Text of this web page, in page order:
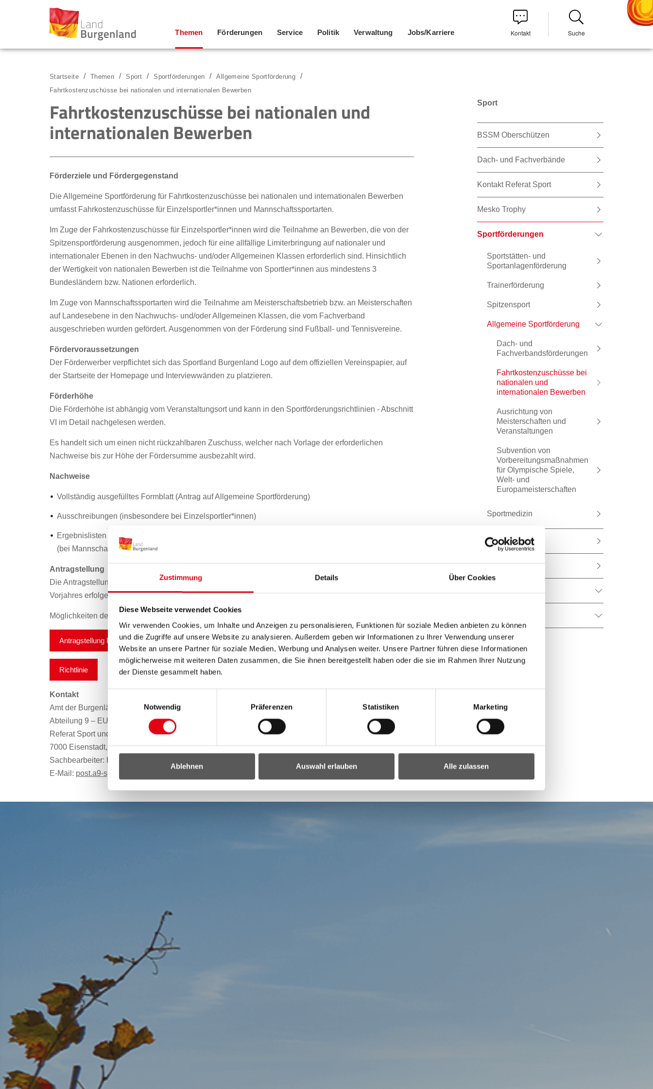
Zustimmung Details Über Cookies
Diese Webseite verwendet Cookies
Wir verwenden Cookies, um Inhalte und Anzeigen zu personalisieren, Funktionen für soziale Medien anbieten zu können
und die Zugriffe auf unsere Website zu analysieren. Außerdem geben wir Informationen zu Ihrer Verwendung unserer
Website an unsere Partner für soziale Medien, Werbung und Analysen weiter. Unsere Partner führen diese Informationen
möglicherweise mit weiteren Daten zusammen, die Sie ihnen bereitgestellt haben oder die sie im Rahmen Ihrer Nutzung
der Dienste gesammelt haben.
Notwendig
Präferenzen Statistiken Marketing
Ablehnen Auswahl erlauben Alle zulassen
Zum Inhalt
Zum Menü
Zur Suche
Themen Förderungen Service Politik Verwaltung Jobs/Karriere Kontakt Suche
Startseite Themen Sport Sportförderungen
Allgemeine Sportförderung
Fahrtkostenzuschüsse bei nationalen und internationalen Bewerben
Fahrtkostenzuschüsse bei nationalen und
internationalen Bewerben
Förderziele und Fördergegenstand
Die Allgemeine Sportförderung für Fahrtkostenzuschüsse bei nationalen und internationalen Bewerben
umfasst Fahrkostenzuschüsse für Einzelsportler*innen und Mannschaftssportarten.
Im Zuge der Fahrkostenzuschüsse für Einzelsportler*innen wird die Teilnahme an Bewerben, die von der
Spitzensportförderung ausgenommen, jedoch für eine allfällige Limiterbringung auf nationaler und
internationaler Ebenen in den Nachwuchs- und/oder Allgemeinen Klassen erforderlich sind. Hinsichtlich
der Wertigkeit von nationalen Bewerben ist die Teilnahme von Sportler*innen aus mindestens 3
Bundesländern bzw. Nationen erforderlich.
Im Zuge von Mannschaftssportarten wird die Teilnahme am Meisterschaftsbetrieb bzw. an Meisterschaften
auf Landesebene in den Nachwuchs- und/oder Allgemeinen Klassen, die vom Fachverband
ausgeschrieben wurden gefördert. Ausgenommen von der Förderung sind Fußball- und Tennisvereine.
Fördervoraussetzungen
Der Förderwerber verpflichtet sich das Sportland Burgenland Logo auf dem offiziellen Vereinspapier, auf
der Startseite der Homepage und Interviewwänden zu platzieren.
Förderhöhe
Die Förderhöhe ist abhängig vom Veranstaltungsort und kann in den Sportförderungsrichtlinien - Abschnitt
VI im Detail nachgelesen werden.
Es handelt sich um einen nicht rückzahlbaren Zuschuss, welcher nach Vorlage der erforderlichen
Nachweise bis zur Höhe der Fördersumme ausbezahlt wird.
Nachweise
Vollständig ausgefülltes Formblatt (Antrag auf Allgemeine Sportförderung)
Ausschreibungen (insbesondere bei Einzelsportler*innen)
Ergebnislisten (bei Einzelsportler*innen), Spielberichte und/oder Planketten sowie Saisonendtabellen
(bei Mannschaftssportarten)
Antragstellung
Die Antragstellung kann bis zum 31. Dezember für das 1. Halbjahr und bis 30. Juni für das 2. Halbjahr des
Vorjahres erfolgen.
Möglichkeiten der Antragstellung:
Antragstellung PDF
Richtlinie
Kontakt
Amt der Burgenländischen Landesregierung
Abteilung 9 – EU, Gesellschaft und Förderwesen
Referat Sport und Vereinspflege
7000 Eisenstadt, Europaplatz 1
Sachbearbeiter: Franz Lederer – 057/600-2662, Petra Dingl - 057/600-3102
E-Mail: post.a9-sport(at)bgld.gv.at
Sport
BSSM Oberschützen
Dach- und Fachverbände
Kontakt Referat Sport
Mesko Trophy
Sportförderungen
Sportstätten- und
Sportanlagenförderung
Trainerförderung
Spitzensport
Allgemeine Sportförderung
Dach- und
Fachverbandsförderungen
Fahrtkostenzuschüsse bei
nationalen und
internationalen Bewerben
Ausrichtung von
Meisterschaften und
Veranstaltungen
Subvention von
Vorbereitungsmaßnahmen
für Olympische Spiele,
Welt- und
Europameisterschaften
Sportmedizin
Sportpool
Team